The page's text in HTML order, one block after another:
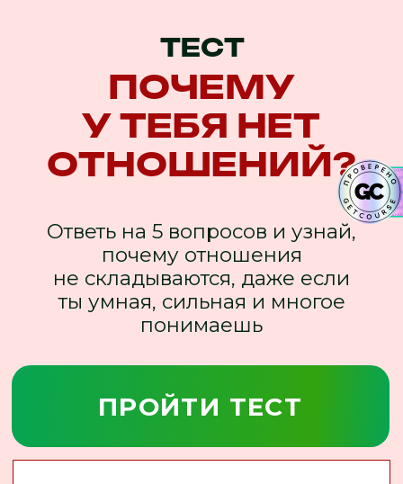
Ответь на 5 вопросов и узнай,
почему отношения
понимаешь
на мой закрытый вебинар "Женщина,
ПОЧЕМУ
У ТЕБЯ НЕТ
ОТНОШЕНИЙ?
ТЕСТ
ПРОЙТИ ТЕСТ